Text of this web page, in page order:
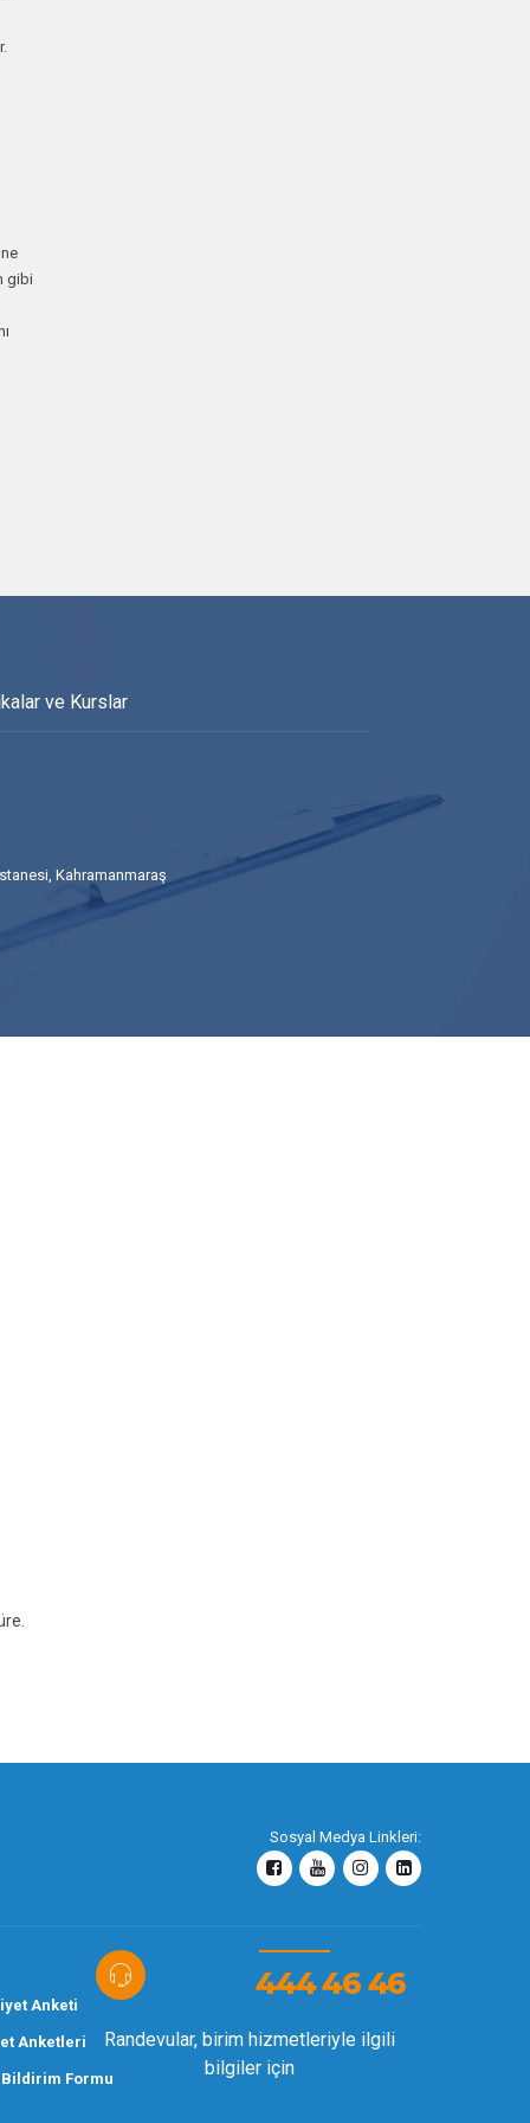
gibi
ve Kurslar
Kahramanmaraş
Sosyal Medya Linkleri:
Anketi
Anketleri
Formu
444 46 46
Randevular, birim hizmetleriyle ilgili
bilgiler için